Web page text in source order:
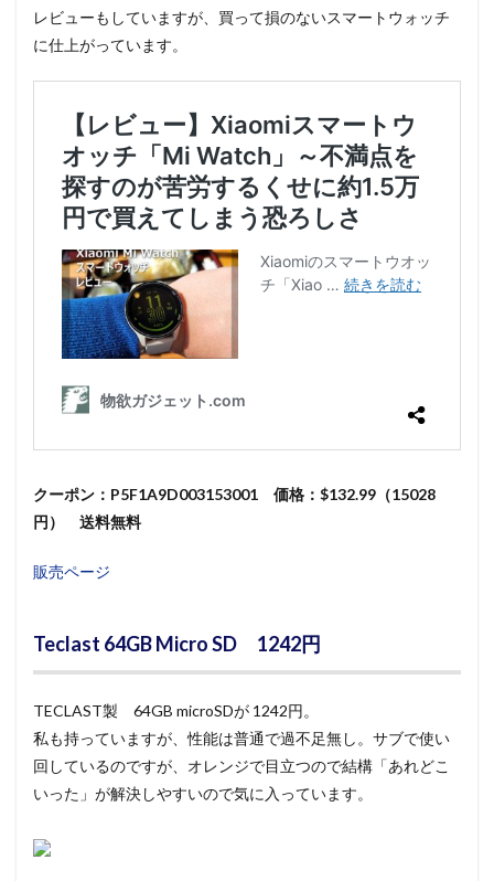
レビューもしていますが、買って損のないスマートウォッチ
に仕上がっています。
クーポン：P5F1A9D003153001 価格：$132.99（15028
円） 送料無料
販売ページ
Teclast 64GB Micro SD 1242円
TECLAST製 64GB microSDが 1242円。
私も持っていますが、性能は普通で過不足無し。サブで使い
回しているのですが、オレンジで目立つので結構「あれどこ
いった」が解決しやすいので気に入っています。